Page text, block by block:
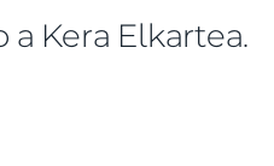
Kera Elkartea.